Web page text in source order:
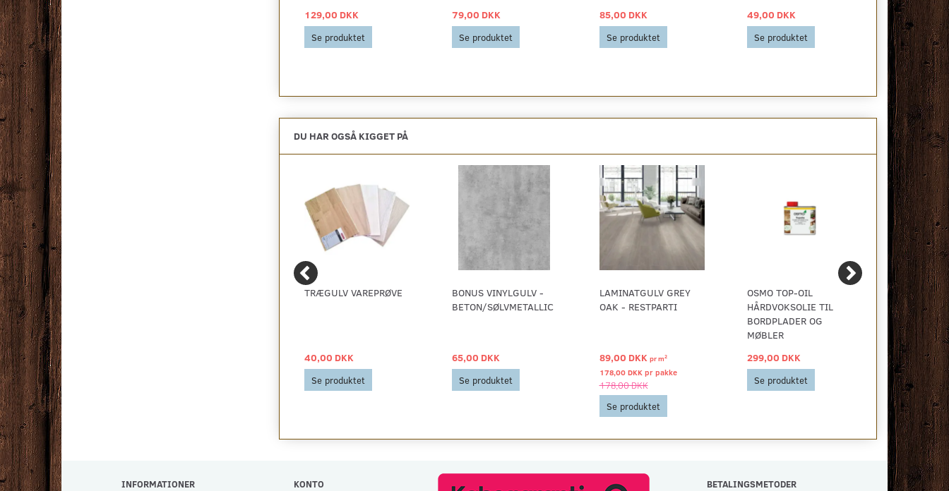
31,27 DKKpr
469,00 DKK pr
469,00 DKK
Se produktet
129,00 DKK
Se produktet
79,00 DKK
Se produktet
85,00 DKK
Se produktet
49,00 DKK
Se produktet
99,00 DKK
Se
DU HAR OGSÅ KIGGET PÅ
ZORBA+ - BILLIGT
BOUCLE GULVTÆPPE -
RESTPARTI, FLERE
FARVER
49,00 DKK
Se produktet
TRÆGULV VAREPRØVE
40,00 DKK
Se produktet
BONUS VINYLGULV -
BETON/SØLVMETALLIC
65,00 DKK
Se produktet
LAMINATGULV GREY
OAK - RESTPARTI
89,00 DKK prm2
178,00 DKK pr pakke
178,00 DKK
Se produktet
OSMO TOP-OIL
HÅRDVOKSOLIE TIL
BORDPLADER OG
MØBLER
299,00 DKK
Se produktet
VINYLGULV
40,00 DKK
Se
INFORMATIONER KONTO BETALINGSMETODER